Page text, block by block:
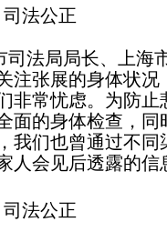
司法公正
司法局局长、上
注张展的身体状
非常忧虑。为防
面的身体检查，
我们也曾通过不
人会见后透露的
司法公正